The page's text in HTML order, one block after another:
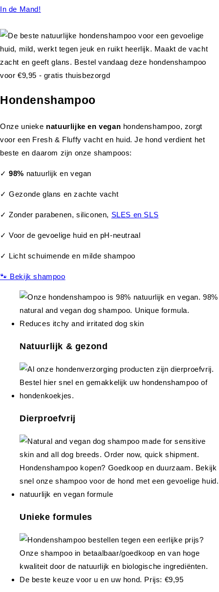
In de Mand!
Hondenshampoo
Onze unieke natuurlijke en vegan hondenshampoo, zorgt
voor een Fresh & Fluffy vacht en huid. Je hond verdient het
beste en daarom zijn onze shampoos:
✓98% natuurlijk en vegan
✓ Gezonde glans en zachte vacht
✓ Zonder parabenen, siliconen, SLES en SLS
✓ Voor de gevoelige huid en pH-neutraal
✓ Licht schuimende en milde shampoo
🐾 Bekijk shampoo
Natuurlijk & gezond
Dierproefvrij
Unieke formules